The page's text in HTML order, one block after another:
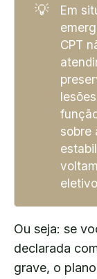
💡
Em
CPT
sobre
Ou seja: se
declarada
grave, o